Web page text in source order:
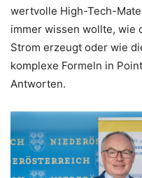
wertvolle High-Tech-
immer wissen wollte, wie
Strom erzeugt oder wie
komplexe Formeln in
Antworten.